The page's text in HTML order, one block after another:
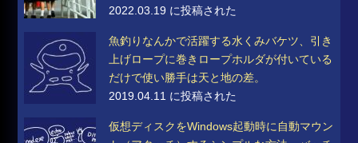
2022.03.19 に投稿された
魚釣りなんかで活躍する水くみバケツ、引き
上げロープに巻きロープホルダが付いている
だけで使い勝手は天と地の差。
2019.04.11 に投稿された
仮想ディスクをWindows起動時に自動マウン